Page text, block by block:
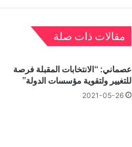
مقالات ذات صلة
عصماني: “الانتخابات المقبلة فرصة
للتغيير ولتقوية مؤسسات الدولة”
2021-05-26